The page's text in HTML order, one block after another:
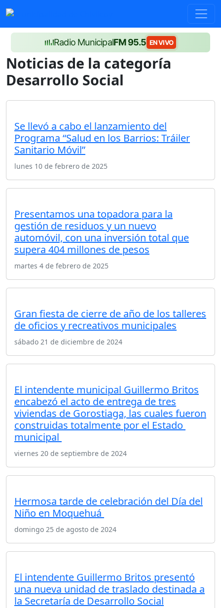
Radio MunicipalFM 95.5 EN VIVO
Noticias de la categoría
Desarrollo Social
Se llevó a cabo el lanzamiento del
Programa “Salud en los Barrios: Tráiler
Sanitario Móvil”
lunes 10 de febrero de 2025
Presentamos una topadora para la
gestión de residuos y un nuevo
automóvil, con una inversión total que
supera 404 millones de pesos
martes 4 de febrero de 2025
Gran fiesta de cierre de año de los talleres
de oficios y recreativos municipales
sábado 21 de diciembre de 2024
El intendente municipal Guillermo Britos
encabezó el acto de entrega de tres
viviendas de Gorostiaga, las cuales fueron
construidas totalmente por el Estado
municipal
viernes 20 de septiembre de 2024
Hermosa tarde de celebración del Día del
Niño en Moquehuá
domingo 25 de agosto de 2024
El intendente Guillermo Britos presentó
una nueva unidad de traslado destinada a
la Secretaría de Desarrollo Social